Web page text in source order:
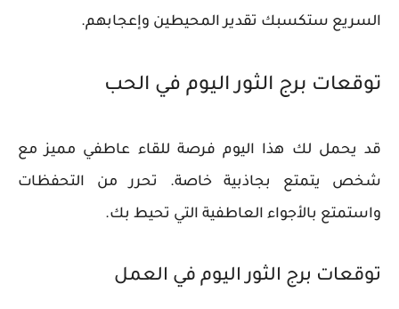
السريع ستكسبك تقدير المحيطين وإعجابهم.
توقعات برج الثور اليوم في الحب
قد يحمل لك هذا اليوم فرصة للقاء عاطفي مميز مع
شخص يتمتع بجاذبية خاصة. تحرر من التحفظات
واستمتع بالأجواء العاطفية التي تحيط بك.
توقعات برج الثور اليوم في العمل